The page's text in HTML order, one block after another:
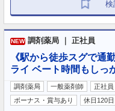
検
NEW 調剤薬局 ｜ 正社員
《駅から徒歩スグで通
ライ ベート時間もしっ
調剤薬局 一般薬剤師 正社員
ボーナス・賞与あり
休日120日